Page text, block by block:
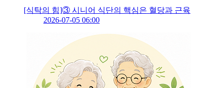
[식탁의 힘]③ 시니어 식단의 핵심은 혈당과 근육
2026-07-05 06:00